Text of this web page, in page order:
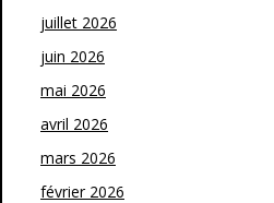
juillet 2026
juin 2026
mai 2026
avril 2026
mars 2026
février 2026